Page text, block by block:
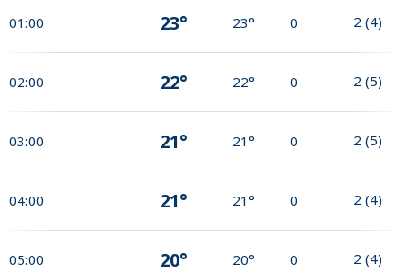
01:00 23° 23° 0 2 (4)
02:00 22° 22° 0 2 (5)
03:00 21° 21° 0 2 (5)
04:00 21° 21° 0 2 (4)
05:00 20° 20° 0 2 (4)